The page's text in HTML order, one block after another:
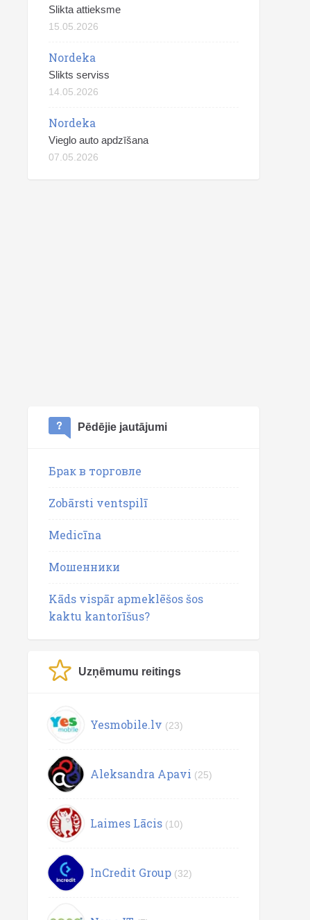
Slikta attieksme
15.05.2026
Nordeka
Slikts serviss
14.05.2026
Nordeka
Vieglo auto apdzīšana
07.05.2026
Pēdējie jautājumi
Брак в торговле
Zobārsti ventspilī
Medicīna
Мошенники
Kāds vispār apmeklēšos šos
kaktu kantorīšus?
Uzņēmumu reitings
Yesmobile.lv (23)
Aleksandra Apavi (25)
Laimes Lācis (10)
InCredit Group (32)